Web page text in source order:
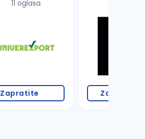
11 oglasa
Zapratite Zapratite